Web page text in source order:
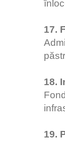
17.
18.
19.